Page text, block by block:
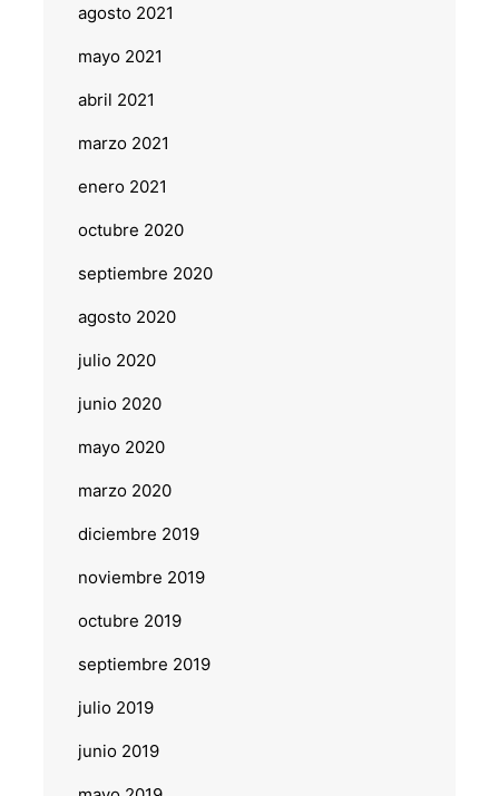
agosto 2021
mayo 2021
abril 2021
marzo 2021
enero 2021
octubre 2020
septiembre 2020
agosto 2020
julio 2020
junio 2020
mayo 2020
marzo 2020
diciembre 2019
noviembre 2019
octubre 2019
septiembre 2019
julio 2019
junio 2019